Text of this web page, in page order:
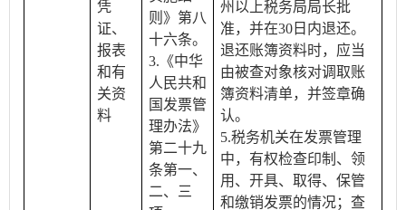
凭
证、
报表
和有
关资
料
则》第八
十六条。
3.《中华
人民共和
国发票管
理办法》
第二十九
条第一、
二、三
州以上税务局局长批
准，并在30日内退还。
退还账簿资料时，应当
由被查对象核对调取账
簿资料清单，并签章确
认。
5.税务机关在发票管理
中，有权检查印制、领
用、开具、取得、保管
和缴销发票的情况；查